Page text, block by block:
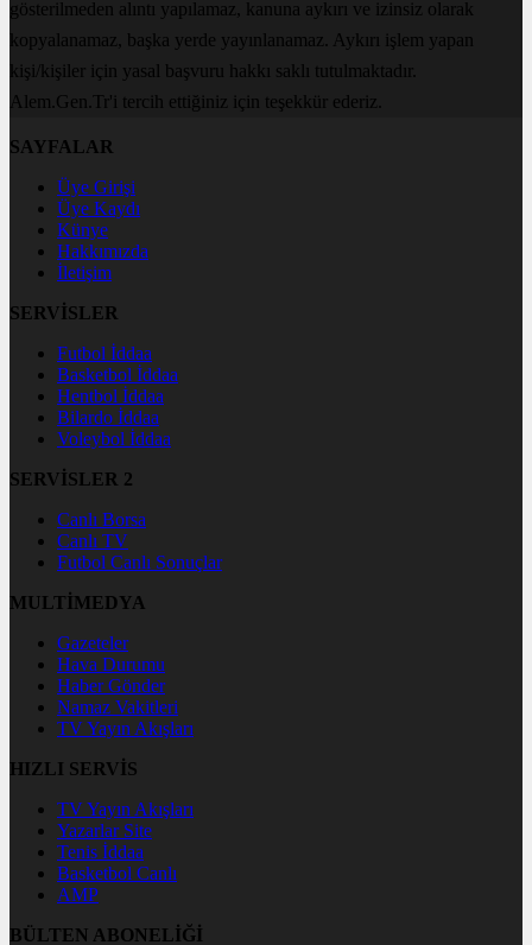
gösterilmeden alıntı yapılamaz, kanuna aykırı ve izinsiz olarak
kopyalanamaz, başka yerde yayınlanamaz. Aykırı işlem yapan
kişi/kişiler için yasal başvuru hakkı saklı tutulmaktadır.
Alem.Gen.Tr'i tercih ettiğiniz için teşekkür ederiz.
SAYFALAR
Üye Girişi
Üye Kaydı
Künye
Hakkımızda
İletişim
SERVİSLER
Futbol İddaa
Basketbol İddaa
Hentbol İddaa
Bilardo İddaa
Voleybol İddaa
SERVİSLER 2
Canlı Borsa
Canlı TV
Futbol Canlı Sonuçlar
MULTİMEDYA
Gazeteler
Hava Durumu
Haber Gönder
Namaz Vakitleri
TV Yayın Akışları
HIZLI SERVİS
TV Yayın Akışları
Yazarlar Site
Tenis İddaa
Basketbol Canlı
AMP
BÜLTEN ABONELİĞİ